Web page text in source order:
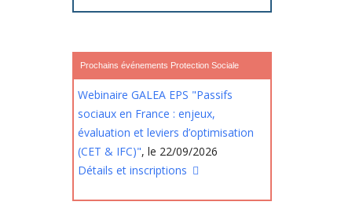
Prochains événements Protection Sociale
Webinaire GALEA EPS "Passifs
sociaux en France : enjeux,
évaluation et leviers d’optimisation
(CET & IFC)", le 22/09/2026
Détails et inscriptions